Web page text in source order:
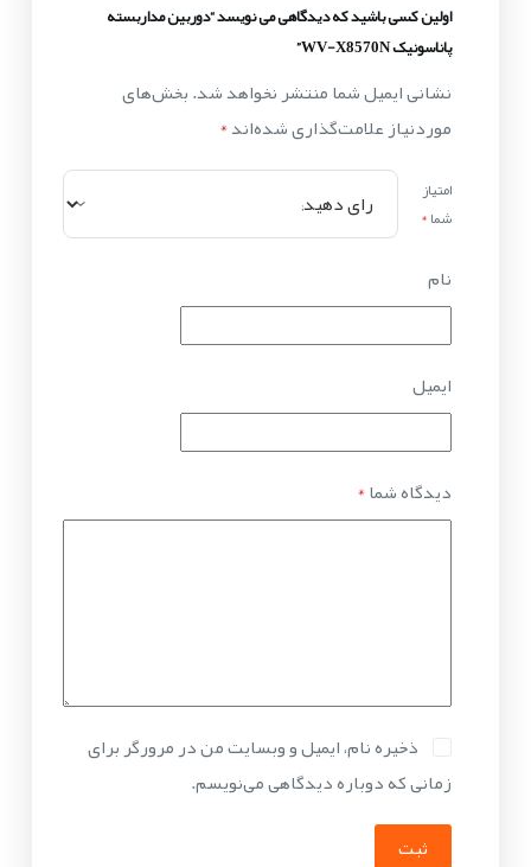
اولین کسی باشید که دیدگاهی می نویسد “دوربین مداربسته
پاناسونیک WV-X8570N”
نشانی ایمیل شما منتشر نخواهد شد.بخش‌های
موردنیاز علامت‌گذاری شده‌اند*
امتیاز
شما*
نام
ایمیل
دیدگاه شما*
ذخیره نام، ایمیل و وبسایت من در مرورگر برای
زمانی که دوباره دیدگاهی می‌نویسم.
ثبت